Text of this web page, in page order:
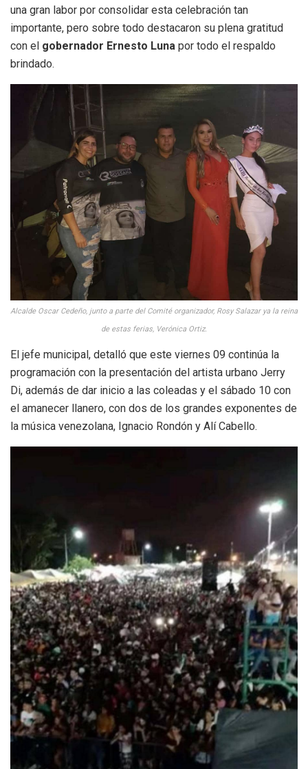
una gran labor por consolidar esta celebración tan
importante, pero sobre todo destacaron su plena gratitud
con el gobernador Ernesto Luna por todo el respaldo
brindado.
Alcalde Oscar Cedeño, junto a parte del Comité organizador, Rosy Salazar ya la reina
de estas ferias, Verónica Ortiz.
El jefe municipal, detalló que este viernes 09 continúa la
programación con la presentación del artista urbano Jerry
Di, además de dar inicio a las coleadas y el sábado 10 con
el amanecer llanero, con dos de los grandes exponentes de
la música venezolana, Ignacio Rondón y Alí Cabello.